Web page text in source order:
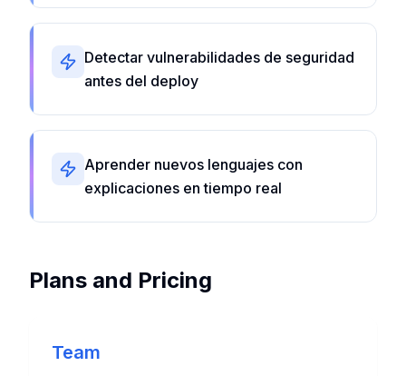
Detectar vulnerabilidades de seguridad
antes del deploy
Aprender nuevos lenguajes con
explicaciones en tiempo real
Plans and Pricing
Team